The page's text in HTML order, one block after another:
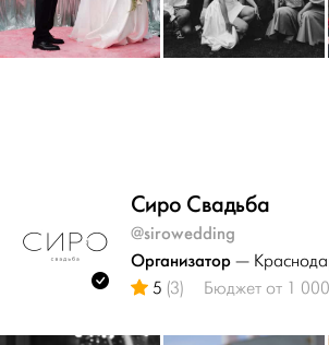
Сиро Свадьба
@sirowedding
Организатор —
5 (3) Бюджет от 1